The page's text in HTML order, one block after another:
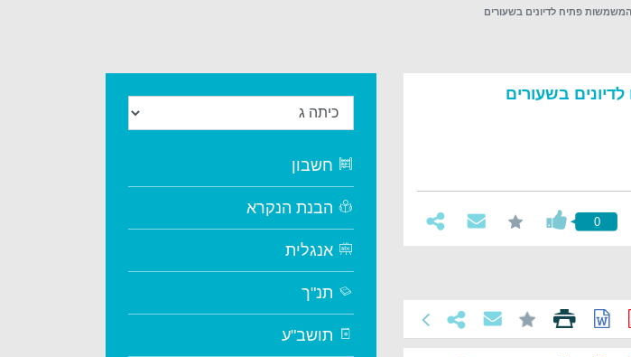
פתיח לדיונים בשעורים
בשעורים
0
חשבון
הבנת הנקרא
אנגלית
תנ"ך
תושב"ע